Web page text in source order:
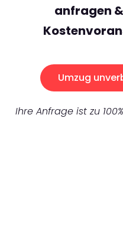
anfragen
Umzug
Ihre Anfrage ist zu